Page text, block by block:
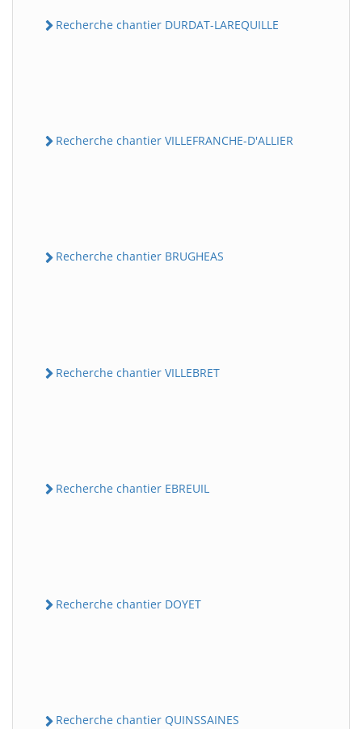
Recherche chantier DURDAT-LAREQUILLE
Recherche chantier VILLEFRANCHE-D'ALLIER
Recherche chantier BRUGHEAS
Recherche chantier VILLEBRET
Recherche chantier EBREUIL
Recherche chantier DOYET
Recherche chantier QUINSSAINES